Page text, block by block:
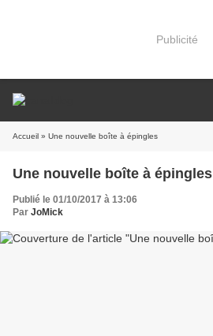
Publicité
Accueil » Une nouvelle boîte à épingles
Une nouvelle boîte à épingles
Publié le 01/10/2017 à 13:06
Par JoMick